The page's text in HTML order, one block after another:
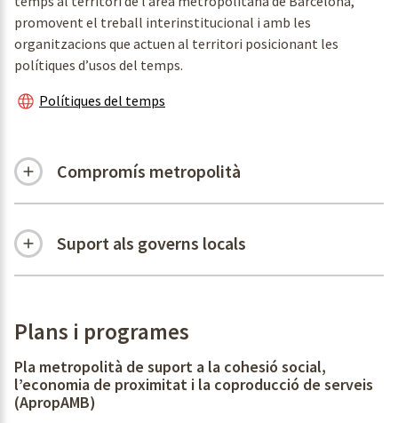
promovent el treball interinstitucional i amb les
organitzacions que actuen al territori posicionant les
polítiques d’usos del temps.
Polítiques del temps
Compromís metropolità
Suport als governs locals
Plans i programes
Pla metropolità de suport a la cohesió social,
l’economia de proximitat i la coproducció de serveis
(ApropAMB)